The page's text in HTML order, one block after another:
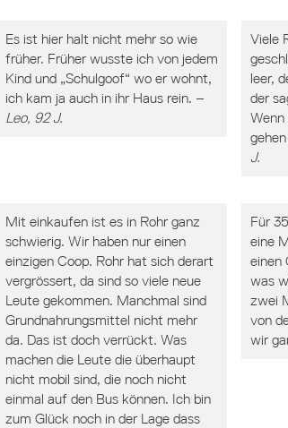
Es ist hier halt nicht mehr so wie
früher. Früher wusste ich von jedem
Kind und „Schulgoof“ wo er wohnt,
ich kam ja auch in ihr Haus rein. –
Leo, 92 J.
Viele
leer,
der
Wenn
J.
Mit einkaufen ist es in Rohr ganz
schwierig. Wir haben nur einen
einzigen Coop. Rohr hat sich derart
vergrössert, da sind so viele neue
Leute gekommen. Manchmal sind
Grundnahrungsmittel nicht mehr
da. Das ist doch verrückt. Was
machen die Leute die überhaupt
nicht mobil sind, die noch nicht
einmal auf den Bus können. Ich bin
zum Glück noch in der Lage dass
Für
eine
einen
was
zwei
von
wir